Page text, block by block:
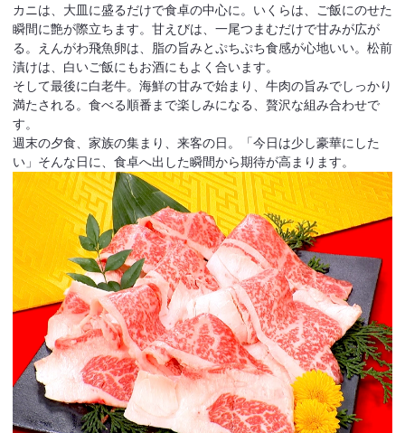
カニは、大皿に盛るだけで食卓の中心に。いくらは、ご飯にのせた
瞬間に艶が際立ちます。甘えびは、一尾つまむだけで甘みが広が
る。えんがわ飛魚卵は、脂の旨みとぷちぷち食感が心地いい。松前
漬けは、白いご飯にもお酒にもよく合います。
そして最後に白老牛。海鮮の甘みで始まり、牛肉の旨みでしっかり
満たされる。食べる順番まで楽しみになる、贅沢な組み合わせで
す。
週末の夕食、家族の集まり、来客の日。「今日は少し豪華にした
い」そんな日に、食卓へ出した瞬間から期待が高まります。